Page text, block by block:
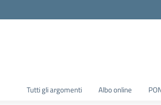
Tutti gli argomenti Albo online